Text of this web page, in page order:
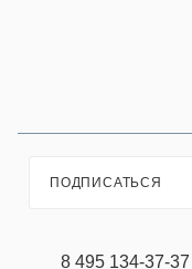
ПОДПИСАТЬСЯ
8 495 134-37-37